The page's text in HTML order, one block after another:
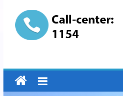
“Buxoro
hududiy
elektr